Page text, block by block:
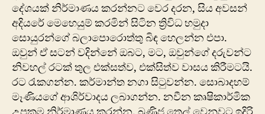
දේශයක් නිර්මාණය කරන්නට වෙර දරන, සිය අවසන්
අදියරේ මෙහෙයුම් කරමින් සිටින ත්‍රිවිධ හමුදා
සොයුරන්ගේ බලාපොරොත්තු බිඳ හෙලන්න එපා.
ඔවුන් ඒ සටන් වදින්නේ ඔබට, මට, ඔවුන්ගේ දරුවන්ට
නිවහල් රටක් තුල එක්සත්ව, එක්සිත්ව වාසය කිරීමටයි.
රට රැකගන්න. කර්මාන්ත නගා සිටුවන්න. සොබාදහම්
මෑණියගේ ආශිර්වාදය ලබාගන්න. නවීන කෘෂිකාර්මික